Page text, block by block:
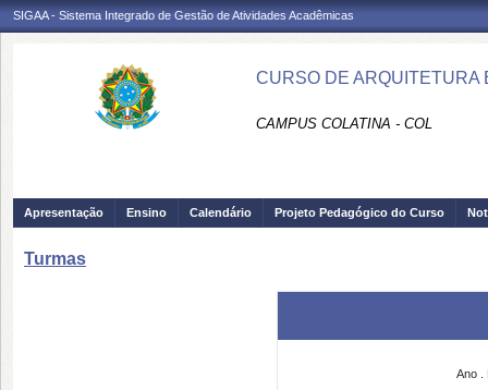
SIGAA - Sistema Integrado de Gestão de Atividades Acadêmicas
CURSO DE ARQUITETURA
CAMPUS COLATINA - COL
Apresentação Ensino Calendário Projeto Pedagógico do Curso
Turmas
Ano